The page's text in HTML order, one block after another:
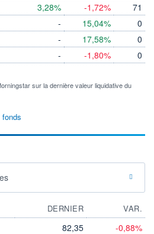
3,28%
-
-
-
-1,72%
15,04%
17,58%
-1,80%
71
0
0
0
sur la dernière valeur liquidative du
DERNIER
VAR.
82,35 -0,88%